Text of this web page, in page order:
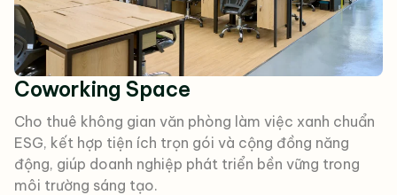
Coworking Space
Cho thuê không gian văn phòng làm việc xanh chuẩn
ESG, kết hợp tiện ích trọn gói và cộng đồng năng
động, giúp doanh nghiệp phát triển bền vững trong
môi trường sáng tạo.